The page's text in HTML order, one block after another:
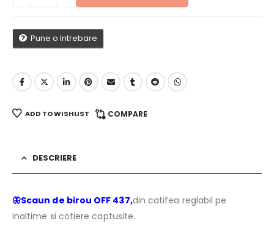
Pune o Intrebare
ADD TO WISHLIST COMPARE
DESCRIERE
🦋Scaun de birou OFF 437,din catifea reglabil pe
inaltime si cotiere captusite.